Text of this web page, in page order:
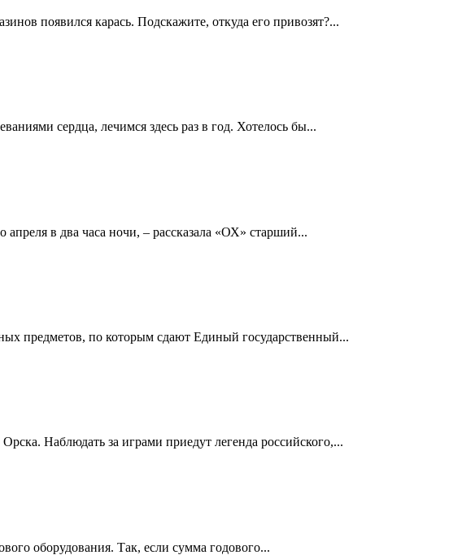
появился карась. Подскажите, откуда его привозят?...
сердца, лечимся здесь раз в год. Хотелось бы...
в два часа ночи, – рассказала «ОХ» старший...
предметов, по которым сдают Единый государственный...
Наблюдать за играми приедут легенда российского,...
оборудования. Так, если сумма годового...